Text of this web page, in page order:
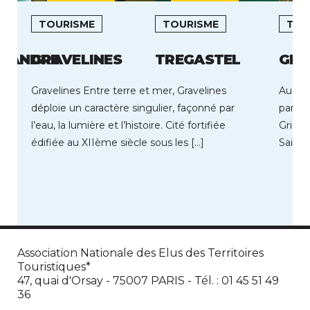
ANDRE
TOURISME
GRAVELINES
Gravelines Entre terre et mer, Gravelines
déploie un caractère singulier, façonné par
l’eau, la lumière et l’histoire. Cité fortifiée
édifiée au XIIème siècle sous les […]
TOURISME
TREGASTEL
Au
par
Saint
Association Nationale des Elus des Territoires
Touristiques*
47, quai d'Orsay - 75007 PARIS - Tél. : 01 45 51 49
36